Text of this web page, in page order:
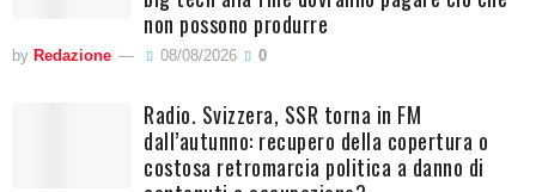
non possono produrre
by Redazione 08/08/2026 0
Radio. Svizzera, SSR torna in FM
dall’autunno: recupero della copertura o
costosa retromarcia politica a danno di